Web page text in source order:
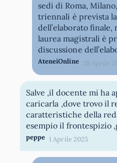
sedi di Roma,
triennali è prevista
dell’elaborato
laurea magistrali è
discussione
AteneiOnline 28 Aprile
Salve ,il docente mi ha
caricarla ,dove trovo il
caratteristiche della
esempio il frontespizio
peppe 1 Aprile 2025